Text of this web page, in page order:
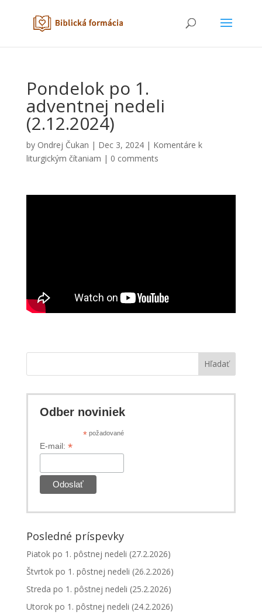
Pondelok po 1.
adventnej nedeli
(2.12.2024)
by Ondrej Čukan | Dec 3, 2024| Komentáre k
liturgickým čítaniam | 0 comments
Hľadať
Odber noviniek
*požadované
E-mail: *
Posledné príspevky
Piatok po 1. pôstnej nedeli (27.2.2026)
Štvrtok po 1. pôstnej nedeli (26.2.2026)
Streda po 1. pôstnej nedeli (25.2.2026)
Utorok po 1. pôstnej nedeli (24.2.2026)